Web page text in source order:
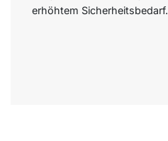
erhöhtem Sicherheitsbedarf.